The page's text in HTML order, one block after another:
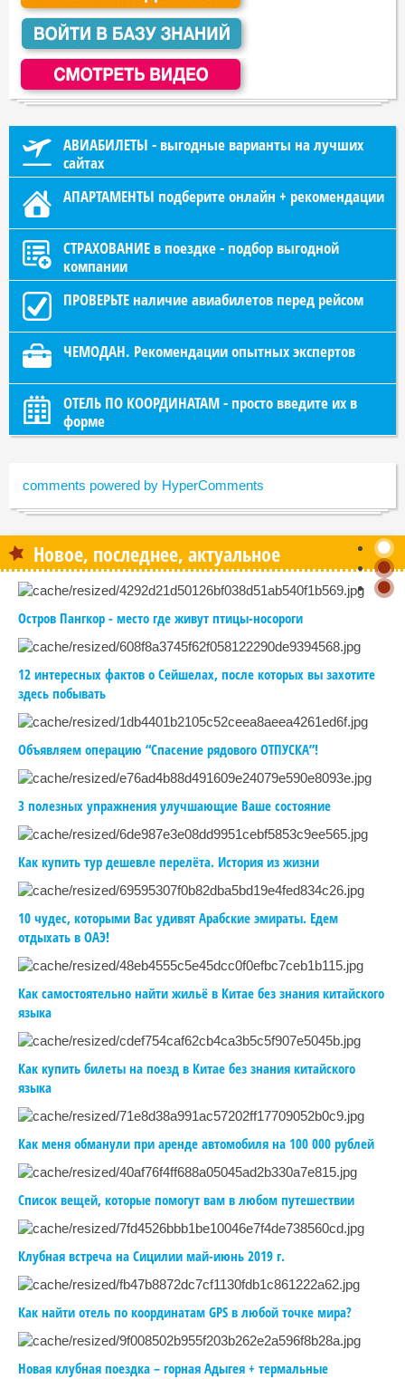
АВИАБИЛЕТЫ - выгодные варианты на лучших
сайтах
АПАРТАМЕНТЫ подберите онлайн + рекомендации
СТРАХОВАНИЕ в поездке - подбор выгодной
компании
ПРОВЕРЬТЕ наличие авиабилетов перед рейсом
ЧЕМОДАН. Рекомендации опытных экспертов
ОТЕЛЬ ПО КООРДИНАТАМ - просто введите их в
форме
comments powered by HyperComments
Новое, последнее, актуальное
Остров Пангкор - место где живут птицы-носороги
12 интересных фактов о Сейшелах, после которых вы захотите
здесь побывать
Объявляем операцию “Спасение рядового ОТПУСКА”!
3 полезных упражнения улучшающие Ваше состояние
Как купить тур дешевле перелёта. История из жизни
10 чудес, которыми Вас удивят Арабские эмираты. Едем
отдыхать в ОАЭ!
Как самостоятельно найти жильё в Китае без знания китайского
языка
Как купить билеты на поезд в Китае без знания китайского
языка
Как меня обманули при аренде автомобиля на 100 000 рублей
Список вещей, которые помогут вам в любом путешествии
Клубная встреча на Сицилии май-июнь 2019 г.
Как найти отель по координатам GPS в любой точке мира?
Новая клубная поездка – горная Адыгея + термальные